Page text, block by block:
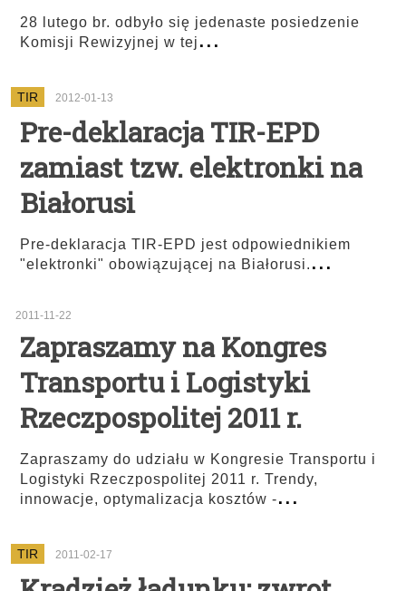
28 lutego br. odbyło się jedenaste posiedzenie
Komisji Rewizyjnej w tej ...
TIR 2012-01-13
Pre-deklaracja TIR-EPD
zamiast tzw. elektronki na
Białorusi
Pre-deklaracja TIR-EPD jest odpowiednikiem
"elektronki" obowiązującej na Białorusi. ...
2011-11-22
Zapraszamy na Kongres
Transportu i Logistyki
Rzeczpospolitej 2011 r.
Zapraszamy do udziału w Kongresie Transportu i
Logistyki Rzeczpospolitej 2011 r. Trendy,
innowacje, optymalizacja kosztów -...
TIR 2011-02-17